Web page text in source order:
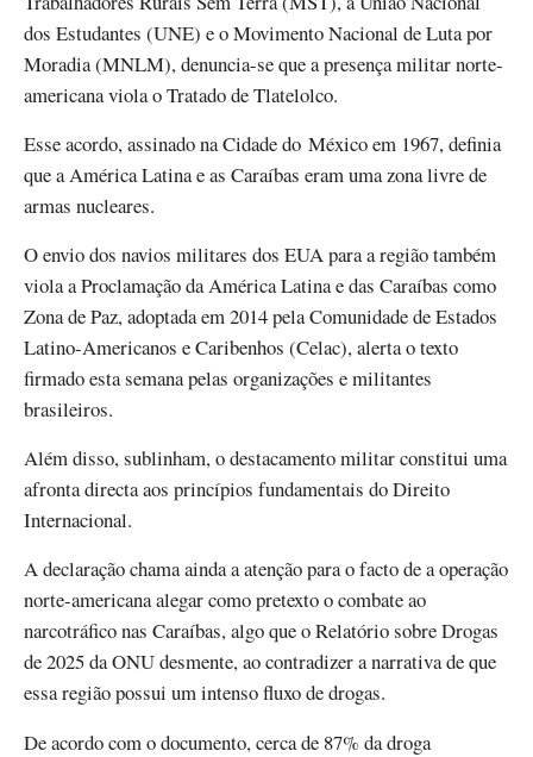
dos Estudantes (UNE) e o Movimento Nacional de Luta por
Moradia (MNLM), denuncia-se que a presença militar norte-
americana viola o Tratado de Tlatelolco.
Esse acordo, assinado na Cidade do México em 1967, definia
que a América Latina e as Caraíbas eram uma zona livre de
armas nucleares.
O envio dos navios militares dos EUA para a região também
viola a Proclamação da América Latina e das Caraíbas como
Zona de Paz, adoptada em 2014 pela Comunidade de Estados
Latino-Americanos e Caribenhos (Celac), alerta o texto
firmado esta semana pelas organizações e militantes
brasileiros.
Além disso, sublinham, o destacamento militar constitui uma
afronta directa aos princípios fundamentais do Direito
Internacional.
A declaração chama ainda a atenção para o facto de a operação
norte-americana alegar como pretexto o combate ao
narcotráfico nas Caraíbas, algo que o Relatório sobre Drogas
de 2025 da ONU desmente, ao contradizer a narrativa de que
essa região possui um intenso fluxo de drogas.
De acordo com o documento, cerca de 87% da droga